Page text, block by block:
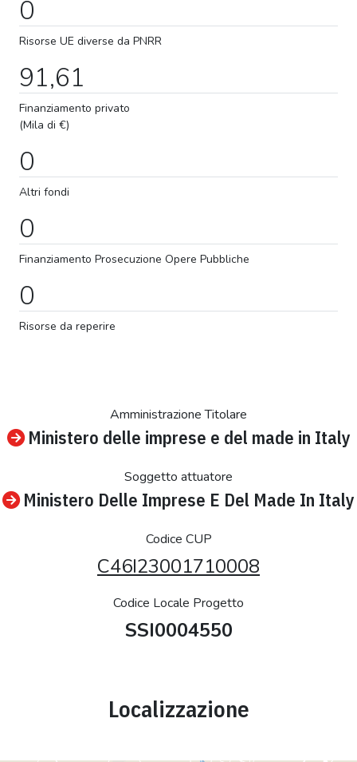
0
Risorse UE diverse da PNRR
91,61
Finanziamento privato
(Mila di €)
0
Altri fondi
0
Finanziamento Prosecuzione Opere Pubbliche
0
Risorse da reperire
Amministrazione Titolare
Ministero delle imprese e del made in Italy
Soggetto attuatore
Ministero Delle Imprese E Del Made In Italy
Codice CUP
C46I23001710008
Codice Locale Progetto
SSI0004550
Localizzazione